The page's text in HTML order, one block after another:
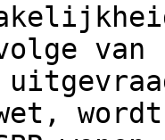
van
wordt